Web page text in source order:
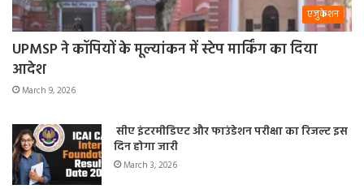
एजुकेशन
UPMSP ने कॉपियों के मूल्यांकन में स्टेप मार्किंग का दिया
आदेश
March 9, 2026
सीए इंटरमीडिएट और फाउंडेशन परीक्षा का रिजल्ट इस
दिन होगा जारी
March 3, 2026